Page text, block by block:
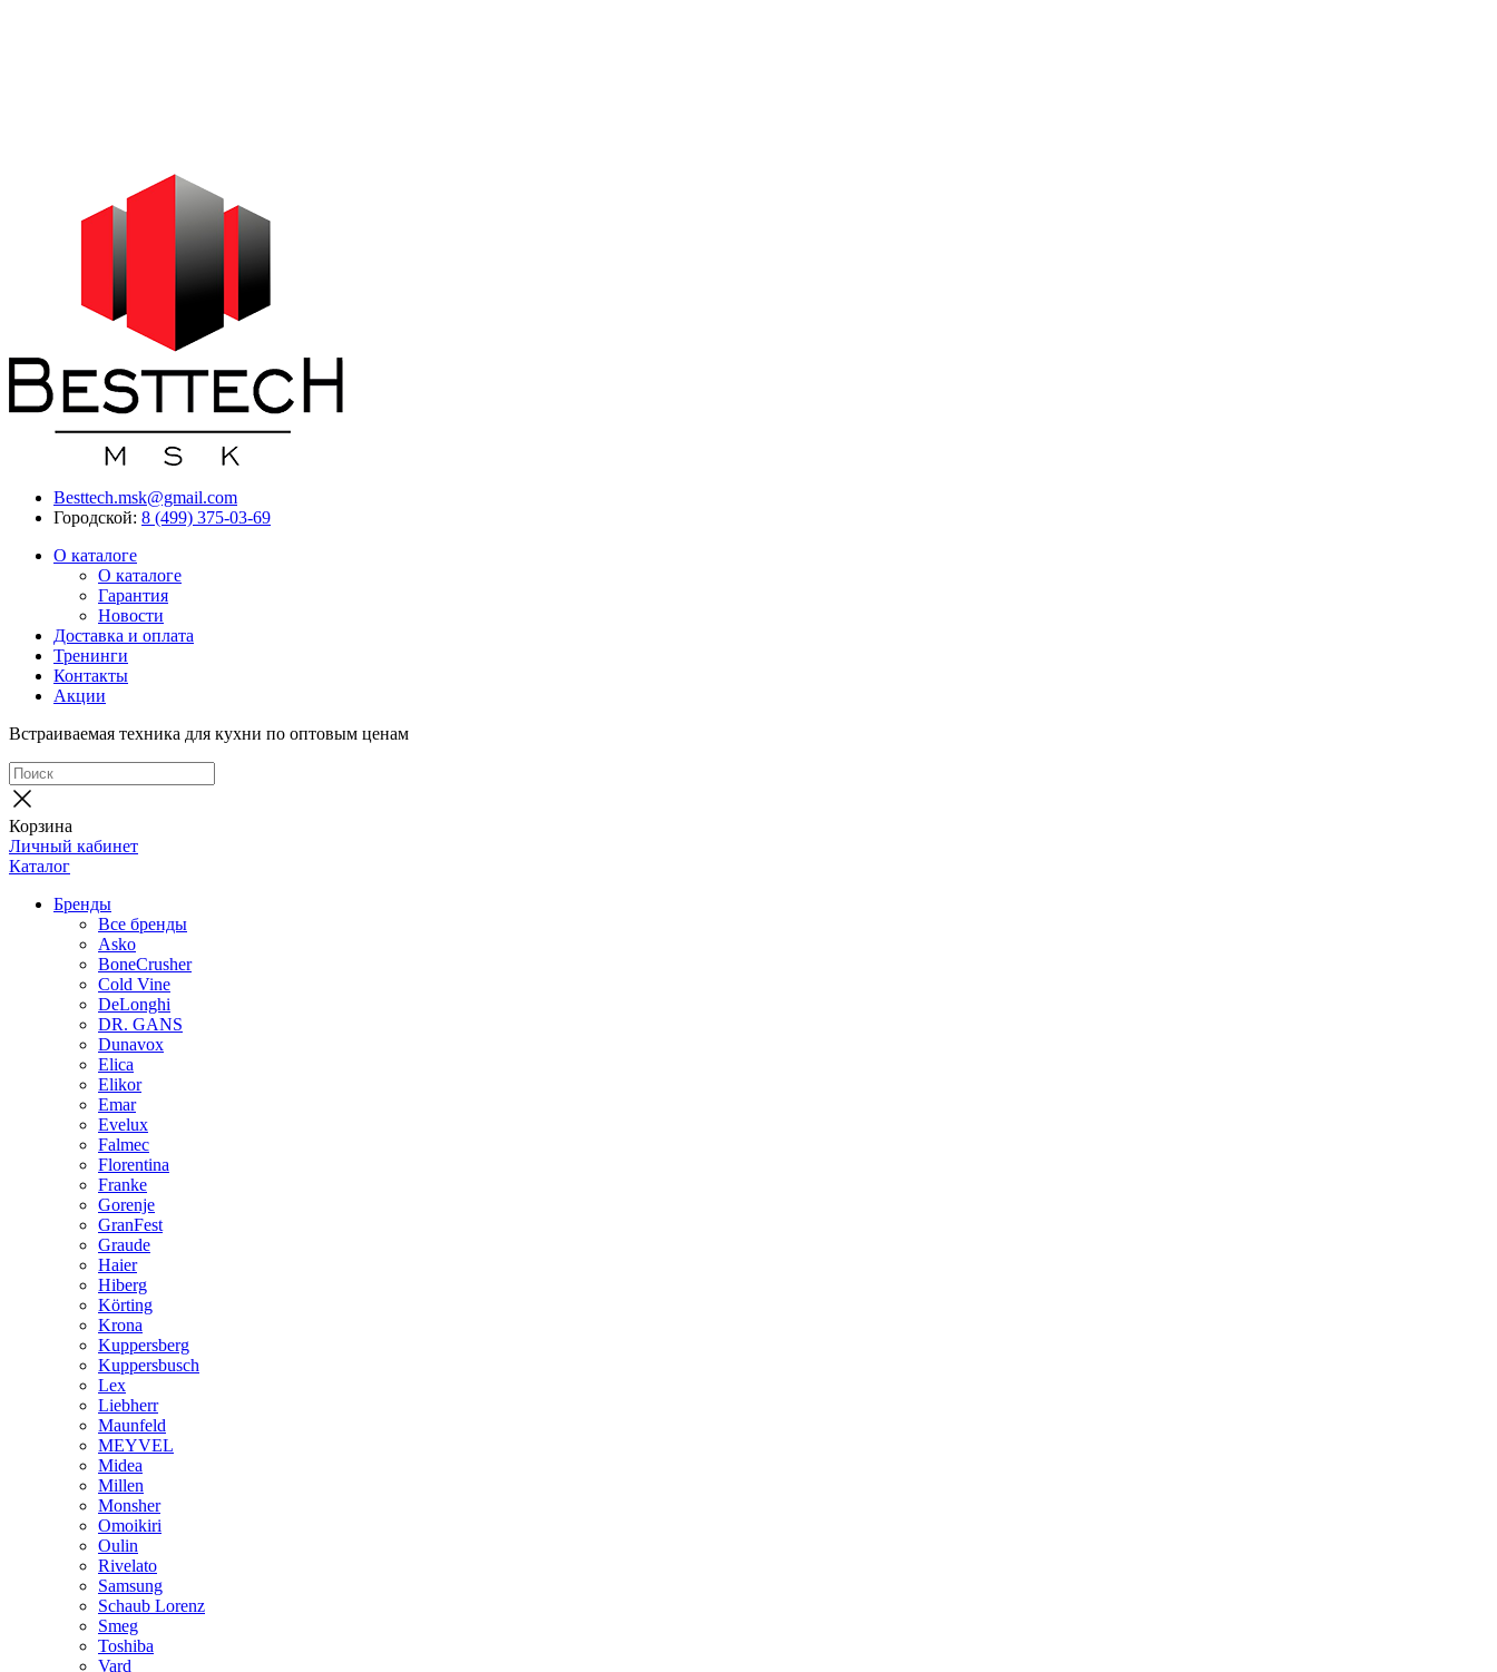
Besttech.msk@gmail.com
Городской: 8 (499) 375-03-69
О каталоге
О каталоге
Гарантия
Новости
Доставка и оплата
Тренинги
Контакты
Акции
Встраиваемая техника для кухни по оптовым ценам
Корзина
Личный кабинет
Каталог
Бренды
Все бренды
Asko
BoneCrusher
Cold Vine
DeLonghi
DR. GANS
Dunavox
Elica
Elikor
Emar
Evelux
Falmec
Florentina
Franke
Gorenje
GranFest
Graude
Haier
Hiberg
Körting
Krona
Kuppersberg
Kuppersbusch
Lex
Liebherr
Maunfeld
MEYVEL
Midea
Millen
Monsher
Omoikiri
Oulin
Rivelato
Samsung
Schaub Lorenz
Smeg
Toshiba
Vard